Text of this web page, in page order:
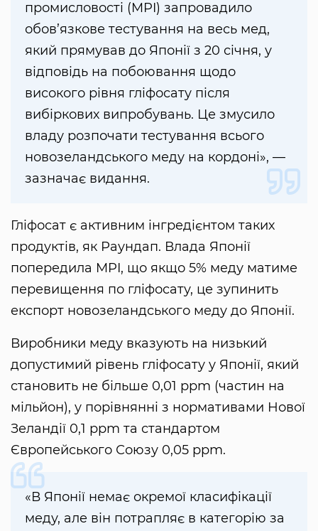
промисловості (MPI) запровадило
обов’язкове тестування на весь мед,
який прямував до Японії з 20 січня, у
відповідь на побоювання щодо
високого рівня гліфосату після
вибіркових випробувань. Це змусило
владу розпочати тестування всього
новозеландського меду на кордоні», —
зазначає видання.
Гліфосат є активним інгредієнтом таких
продуктів, як Раундап. Влада Японії
попередила MPI, що якщо 5% меду матиме
перевищення по гліфосату, це зупинить
експорт новозеландського меду до Японії.
Виробники меду вказують на низький
допустимий рівень гліфосату у Японії, який
становить не більше 0,01 ppm (частин на
мільйон), у порівнянні з нормативами Нової
Зеландії 0,1 ppm та стандартом
Європейського Союзу 0,05 ppm.
«В Японії немає окремої класифікації
меду, але він потрапляє в категорію за